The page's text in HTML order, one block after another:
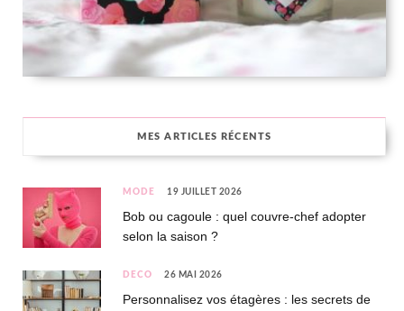
MES ARTICLES RÉCENTS
MODE 19 JUILLET 2026
Bob ou cagoule : quel couvre-chef adopter
selon la saison ?
DÉCO 26 MAI 2026
Personnalisez vos étagères : les secrets de